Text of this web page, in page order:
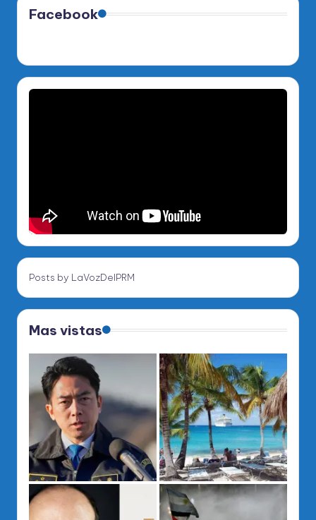
Facebook
Posts by LaVozDelPRM
Mas vistas